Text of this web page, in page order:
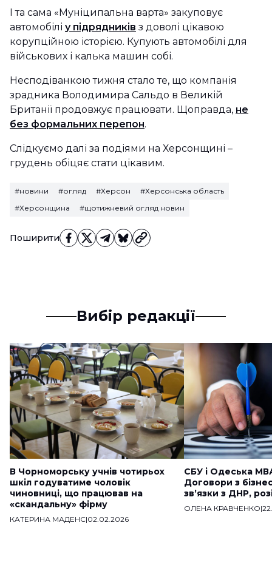
Поширити
І та сама «Муніципальна варта» закуповує
автомобілі у підрядників з доволі цікавою
корупційною історією. Купують автомобілі для
військових і калька машин собі.
Несподіванкою тижня стало те, що компанія
зрадника Володимира Сальдо в Великій
Британії продовжує працювати. Щоправда, не
без формальних перепон.
Слідкуємо далі за подіями на Херсонщині –
грудень обіцяє стати цікавим.
#новини #огляд #Херсон
#Херсонська область
#Херсонщина
#щотижневий огляд новин
Вибір редакції
В Чорноморську учнів чотирьох
шкіл годуватиме чоловік
чиновниці, що працював на
«скандальну» фірму
КАТЕРИНА МАДЕНС|02.02.2026
СБУ і Одеська
Договори з
звʼязки з ДНР,
ОЛЕНА КРАВЧЕНКО|